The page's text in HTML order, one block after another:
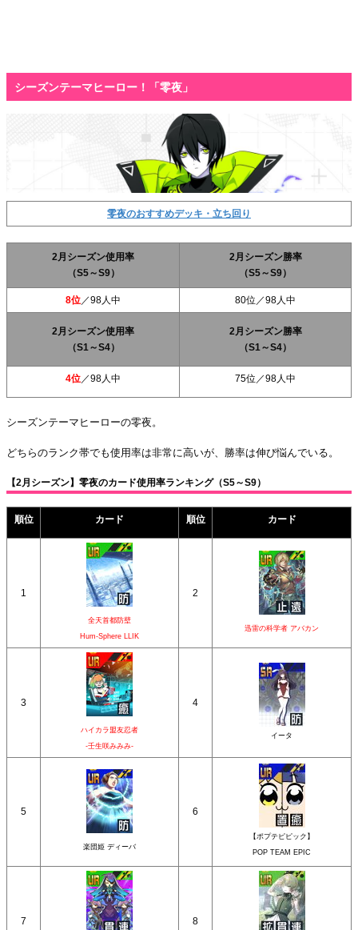
シーズンテーマヒーロー！「零夜」
零夜のおすすめデッキ・立ち回り
2月シーズン使用率
（S5～S9）
2月シーズン勝率
（S5～S9）
8位／98人中 80位／98人中
2月シーズン使用率
（S1～S4）
2月シーズン勝率
（S1～S4）
4位／98人中 75位 ／98人中
シーズンテーマヒーローの零夜。
どちらのランク帯でも使用率は非常に高いが、勝率は伸び悩んでいる。
【2月シーズン】零夜のカード使用率ランキング（S5～S9）
順位 カード 順位 カード
1
全天首都防壁
Hum-Sphere LLIK
2
迅雷の科学者 アバカン
3
ハイカラ盟友忍者
-壬生咲みみみ-
4
イータ
5
楽団姫 ディーバ
6
【ポプテピピック】
POP TEAM EPIC
7 8